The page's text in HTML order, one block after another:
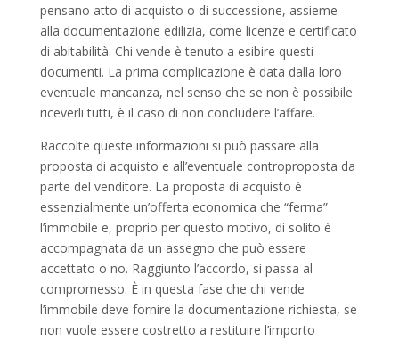
pensano atto di acquisto o di successione, assieme
alla documentazione edilizia, come licenze e certificato
di abitabilità. Chi vende è tenuto a esibire questi
documenti. La prima complicazione è data dalla loro
eventuale mancanza, nel senso che se non è possibile
riceverli tutti, è il caso di non concludere l’affare.
Raccolte queste informazioni si può passare alla
proposta di acquisto e all’eventuale controproposta da
parte del venditore. La proposta di acquisto è
essenzialmente un’offerta economica che “ferma”
l’immobile e, proprio per questo motivo, di solito è
accompagnata da un assegno che può essere
accettato o no. Raggiunto l’accordo, si passa al
compromesso. È in questa fase che chi vende
l’immobile deve fornire la documentazione richiesta, se
non vuole essere costretto a restituire l’importo